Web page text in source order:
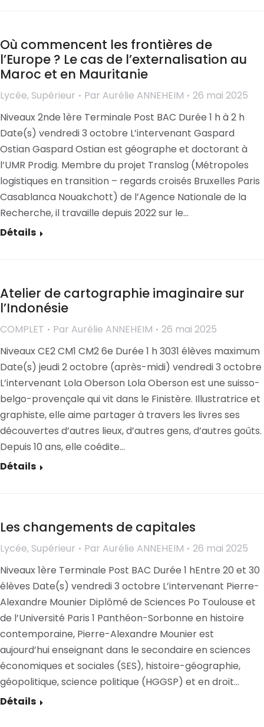
Où commencent les frontières de
l’Europe ? Le cas de l’externalisation au
Maroc et en Mauritanie
Lycée, Supérieur Par Aurélie ANNEHEIM
26 mai 2025
Niveaux 2nde 1ère Terminale Post BAC Durée 1 h à 2 h
Date(s) vendredi 3 octobre L’intervenant Gaspard
Ostian Gaspard Ostian est géographe et doctorant à
l’UMR Prodig. Membre du projet Translog (Métropoles
logistiques en transition – regards croisés Bruxelles Paris
Casablanca Nouakchott) de l’Agence Nationale de la
Recherche, il travaille depuis 2022 sur le…
Détails
Atelier de cartographie imaginaire sur
l’Indonésie
COMPLET Par Aurélie ANNEHEIM
26 mai 2025
Niveaux CE2 CM1 CM2 6e Durée 1 h 3031 élèves maximum
Date(s) jeudi 2 octobre (après-midi) vendredi 3 octobre
L’intervenant Lola Oberson Lola Oberson est une suisso-
belgo-provençale qui vit dans le Finistère. Illustratrice et
graphiste, elle aime partager à travers les livres ses
découvertes d’autres lieux, d’autres gens, d’autres goûts.
Depuis 10 ans, elle coédite…
Détails
Les changements de capitales
Lycée, Supérieur Par Aurélie ANNEHEIM
26 mai 2025
Niveaux 1ère Terminale Post BAC Durée 1 hEntre 20 et 30
élèves Date(s) vendredi 3 octobre L’intervenant Pierre-
Alexandre Mounier Diplômé de Sciences Po Toulouse et
de l’Université Paris 1 Panthéon-Sorbonne en histoire
contemporaine, Pierre-Alexandre Mounier est
aujourd’hui enseignant dans le secondaire en sciences
économiques et sociales (SES), histoire-géographie,
géopolitique, science politique (HGGSP) et en droit…
Détails